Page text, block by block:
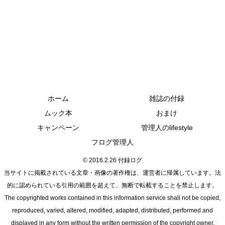
ホーム
雑誌の付録
ムック本
おまけ
キャンペーン
管理人のlifestyle
フログ管理人
© 2016.2.26 付録ログ
当サイトに掲載されている文章・画像の著作権は、運営者に帰属しています。法
的に認められている引用の範囲を超えて、無断で転載することを禁止します。
The copyrighted works contained in this information service shall not be copied,
reproduced, varied, altered, modified, adapted, distributed, performed and
displayed in any form without the written permission of the copyright owner.